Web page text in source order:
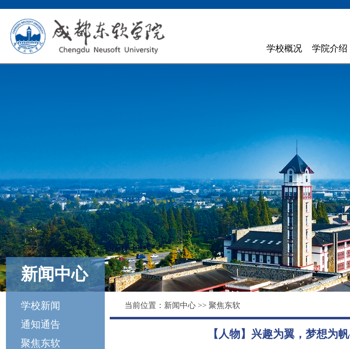
学校概况
组织机构
理念特色
大 事 记
领导关怀
校园环境
影像东软
大学精神
学院介绍
数字艺术与设
外国语学院
健康医疗科技
数智应用技术
国际教育学院
数据科学与基
马克思主义
继续教育（培训
新闻中心
学校新闻
通知通告
聚焦东软
当前位置： 新闻中心 >> 聚焦东软
【人物】兴趣为翼，梦想